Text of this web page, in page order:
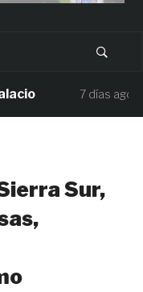
7 días ago
Sur,